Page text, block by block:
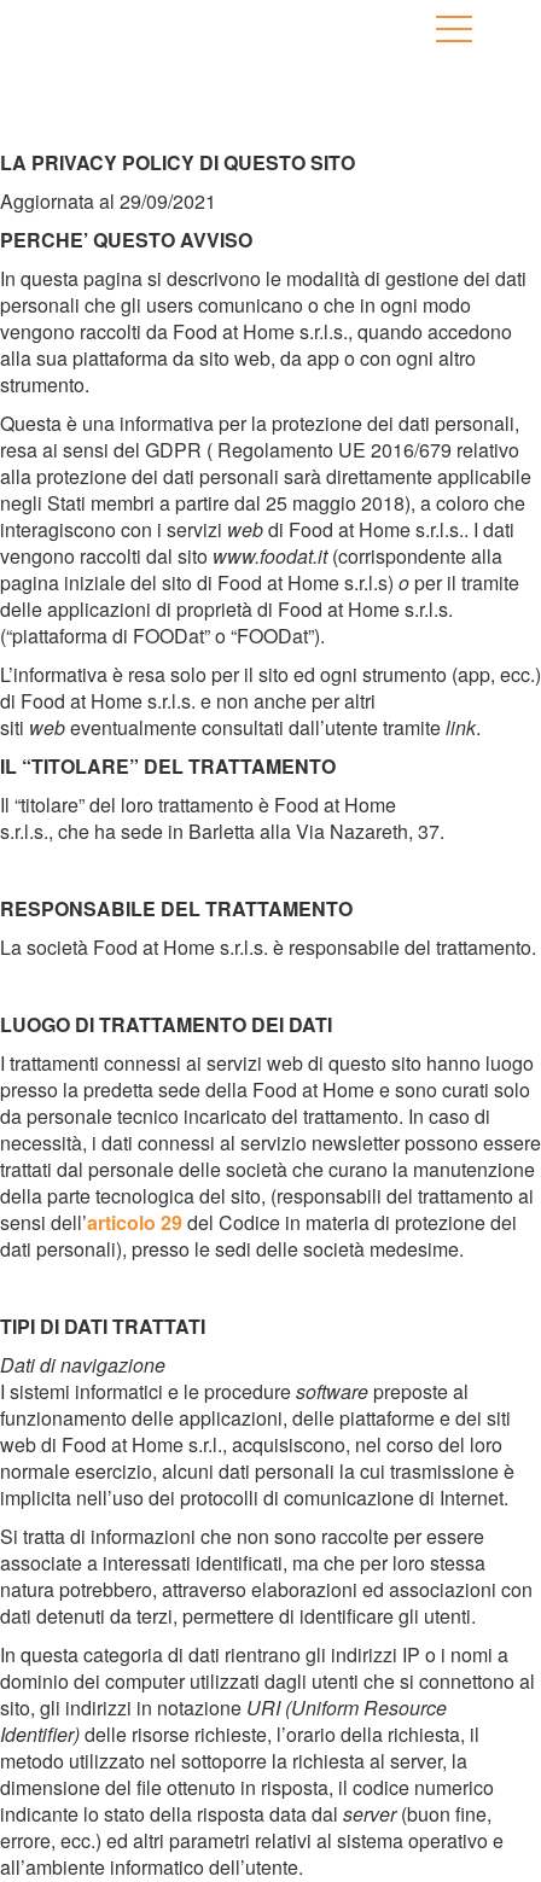
LA PRIVACY POLICY DI QUESTO SITO
Aggiornata al 29/09/2021
PERCHE’ QUESTO AVVISO
In questa pagina si descrivono le modalità di gestione dei dati
personali che gli users comunicano o che in ogni modo
vengono raccolti da Food at Home s.r.l.s., quando accedono
alla sua piattaforma da sito web, da app o con ogni altro
strumento.
Questa è una informativa per la protezione dei dati personali,
resa ai sensi del GDPR ( Regolamento UE 2016/679 relativo
alla protezione dei dati personali sarà direttamente applicabile
negli Stati membri a partire dal 25 maggio 2018), a coloro che
interagiscono con i servizi webdi Food at Home s.r.l.s.. I dati
vengono raccolti dal sito www.foodat.it(corrispondente alla
pagina iniziale del sito di Food at Home s.r.l.s) oper il tramite
delle applicazioni di proprietà di Food at Home s.r.l.s.
(“piattaforma di FOODat” o “FOODat”).
L’informativa è resa solo per il sito ed ogni strumento (app, ecc.)
di Food at Home s.r.l.s. e non anche per altri
siti webeventualmente consultati dall’utente tramitelink.
IL “TITOLARE” DEL TRATTAMENTO
Il “titolare” del loro trattamento è Food at Home
s.r.l.s., che ha sede in Barletta alla Via Nazareth, 37.
RESPONSABILE DEL TRATTAMENTO
La società Food at Home s.r.l.s. è responsabile del trattamento.
LUOGO DI TRATTAMENTO DEI DATI
I trattamenti connessi ai servizi web di questo sito hanno luogo
presso la predetta sede della Food at Home e sono curati solo
da personale tecnico incaricato del trattamento. In caso di
necessità, i dati connessi al servizio newsletter possono essere
trattati dal personale delle società che curano la manutenzione
della parte tecnologica del sito, (responsabili del trattamento ai
sensi dell’articolo 29del Codice in materia di protezione dei
dati personali), presso le sedi delle società medesime.
TIPI DI DATI TRATTATI
Dati di navigazione
I sistemi informatici e le proceduresoftwarepreposte al
funzionamento delle applicazioni, delle piattaforme e dei siti
web di Food at Home s.r.l., acquisiscono, nel corso del loro
normale esercizio, alcuni dati personali la cui trasmissione è
implicita nell’uso dei protocolli di comunicazione di Internet.
Si tratta di informazioni che non sono raccolte per essere
associate a interessati identificati, ma che per loro stessa
natura potrebbero, attraverso elaborazioni ed associazioni con
dati detenuti da terzi, permettere di identificare gli utenti.
In questa categoria di dati rientrano gli indirizzi IP o i nomi a
dominio dei computer utilizzati dagli utenti che si connettono al
sito, gli indirizzi in notazione URI (Uniform Resource
Identifier)delle risorse richieste, l’orario della richiesta, il
metodo utilizzato nel sottoporre la richiesta al server, la
dimensione del file ottenuto in risposta, il codice numerico
indicante lo stato della risposta data dal server(buon fine,
errore, ecc.) ed altri parametri relativi al sistema operativo e
all’ambiente informatico dell’utente.